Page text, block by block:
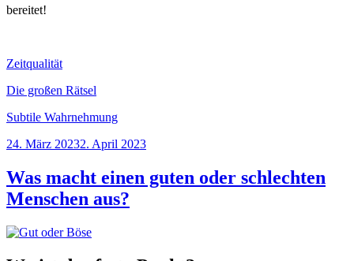
bereitet!
Zeitqualität
Die großen Rätsel
Subtile Wahrnehmung
Veröffentlicht
24. März 20232. April 2023
Was macht einen guten oder schlechten
Menschen aus?